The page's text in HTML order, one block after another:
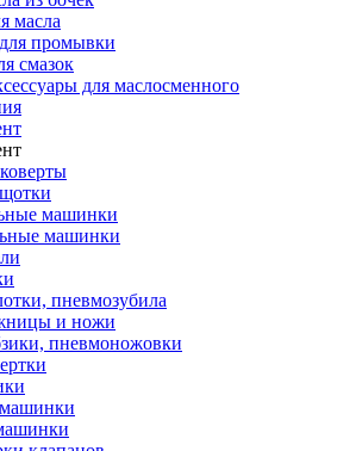
масла
промывки
смазок
для маслосменного
машинки
машинки
пневмозубила
и ножи
пневмоножовки